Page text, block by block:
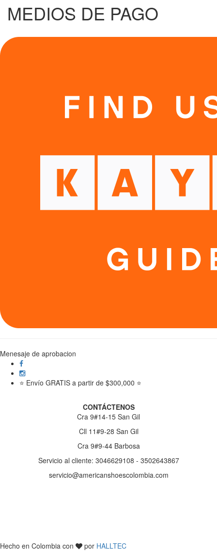
MEDIOS DE PAGO
Menesaje de aprobacion
⭐ Envío GRATIS a partir de $300,000 ⭐
CONTÁCTENOS
Cra 9#14-15 San Gil
Cll 11#9-28 San Gil
Cra 9#9-44 Barbosa
Servicio al cliente: 3046629108 - 3502643867
servicio@americanshoescolombia.com
Hecho en Colombia con por HALLTEC